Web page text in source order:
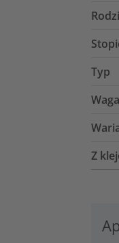
Typ
Waga
Z